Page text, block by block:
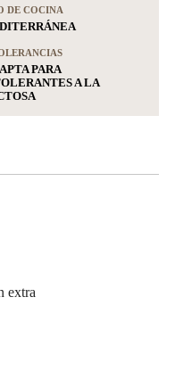
DE COCINA
PARA
A LA
extra